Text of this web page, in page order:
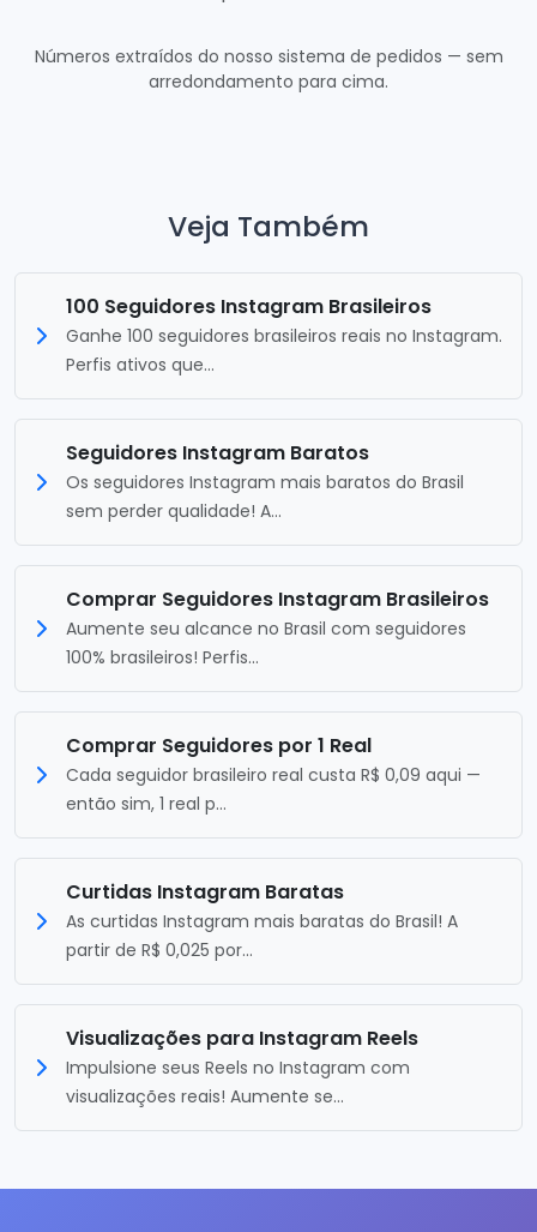
Números extraídos do nosso sistema de pedidos — sem
arredondamento para cima.
Veja Também
100 Seguidores Instagram Brasileiros
Ganhe 100 seguidores brasileiros reais no Instagram.
Perfis ativos que...
Seguidores Instagram Baratos
Os seguidores Instagram mais baratos do Brasil
sem perder qualidade! A...
Comprar Seguidores Instagram Brasileiros
Aumente seu alcance no Brasil com seguidores
100% brasileiros! Perfis...
Comprar Seguidores por 1 Real
Cada seguidor brasileiro real custa R$ 0,09 aqui —
então sim, 1 real p...
Curtidas Instagram Baratas
As curtidas Instagram mais baratas do Brasil! A
partir de R$ 0,025 por...
Visualizações para Instagram Reels
Impulsione seus Reels no Instagram com
visualizações reais! Aumente se...